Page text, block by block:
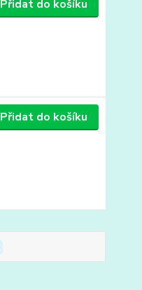
Přidat do košíku
Přidat do košíku